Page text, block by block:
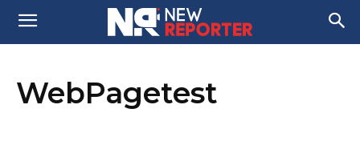
WebPagetest